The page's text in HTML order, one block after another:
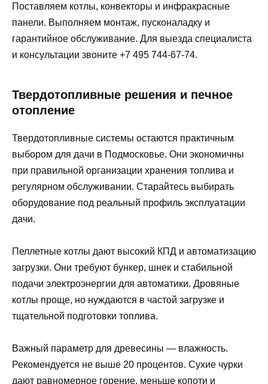
Поставляем котлы, конвекторы и инфракрасные
панели. Выполняем монтаж, пусконаладку и
гарантийное обслуживание. Для выезда специалиста
и консультации звоните +7 495 744-67-74.
Твердотопливные решения и печное
отопление
Твердотопливные системы остаются практичным
выбором для дачи в Подмосковье. Они экономичны
при правильной организации хранения топлива и
регулярном обслуживании. Старайтесь выбирать
оборудование под реальный профиль эксплуатации
дачи.
Пеллетные котлы дают высокий КПД и автоматизацию
загрузки. Они требуют бункер, шнек и стабильной
подачи электроэнергии для автоматики. Дровяные
котлы проще, но нуждаются в частой загрузке и
тщательной подготовки топлива.
Важный параметр для древесины — влажность.
Рекомендуется не выше 20 процентов. Сухие чурки
дают равномерное горение, меньше копоти и